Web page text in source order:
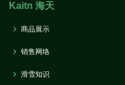
Kaitn 海天
商品展示
销售网络
滑雪知识